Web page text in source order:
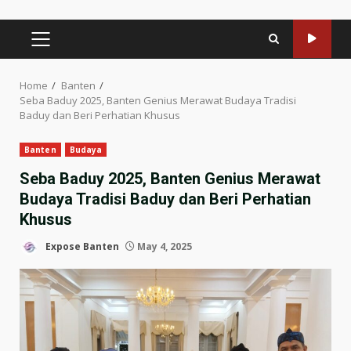
PRIMARY
MENU
Home
Banten
Seba Baduy 2025, Banten Genius Merawat Budaya Tradisi
Baduy dan Beri Perhatian Khusus
Banten Budaya
Seba Baduy 2025, Banten Genius Merawat
Budaya Tradisi Baduy dan Beri Perhatian
Khusus
Expose Banten May 4, 2025